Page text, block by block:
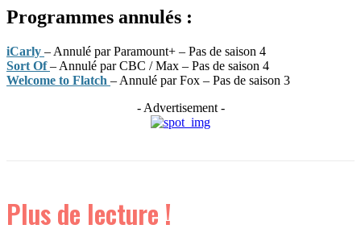
Programmes annulés :
iCarly – Annulé par Paramount+ – Pas de saison 4
Sort Of– Annulé par CBC / Max – Pas de saison 4
Welcome to Flatch – Annulé par Fox – Pas de saison 3
- Advertisement -
Plus de lecture !